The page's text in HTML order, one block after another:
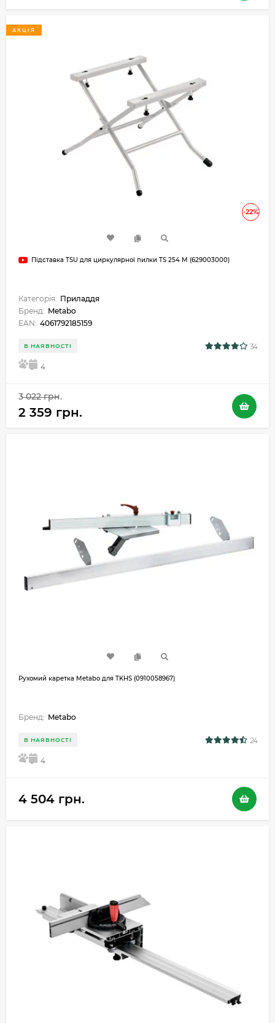
-22%
АКЦІЯ
Підставка TSU для циркулярної пилки TS 254 M (629003000)
Категорія: Приладдя
Бренд: Metabo
EAN: 4061792185159
В НАЯВНОСТІ 34
5 4
3 022 грн.
2 359 грн.
Рухомий каретка Metabo для TKHS (0910058967)
Бренд: Metabo
В НАЯВНОСТІ 24
5 4
4 504 грн.